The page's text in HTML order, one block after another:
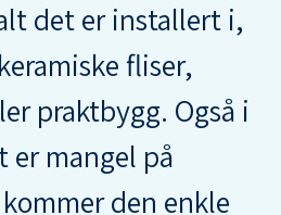
det er installert i,
fliser,
praktbygg. Også i
mangel på
den enkle